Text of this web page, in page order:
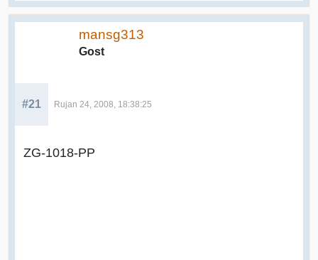
mansg313
Gost
#21 Rujan 24, 2008, 18:38:25
ZG-1018-PP